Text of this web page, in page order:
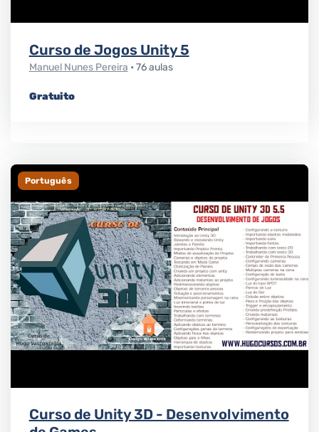
Curso de Jogos Unity 5
Manuel Nunes Pereira • 76 aulas
Gratuito
Português
Curso de Unity 3D - Desenvolvimento